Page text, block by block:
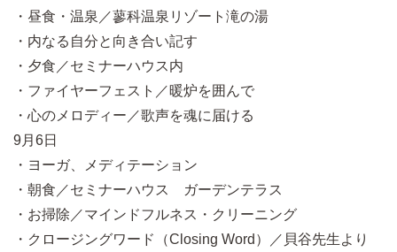
・昼食・温泉／蓼科温泉リゾート滝の湯
・内なる自分と向き合い記す
・夕食／セミナーハウス内
・ファイヤーフェスト／暖炉を囲んで
・心のメロディー／歌声を魂に届ける
9月6日
・ヨーガ、メディテーション
・朝食／セミナーハウス ガーデンテラス
・お掃除／マインドフルネス・クリーニング
・クロージングワード（Closing Word）／貝谷先生より